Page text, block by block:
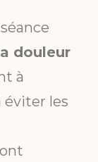
douleur
à
éviter les